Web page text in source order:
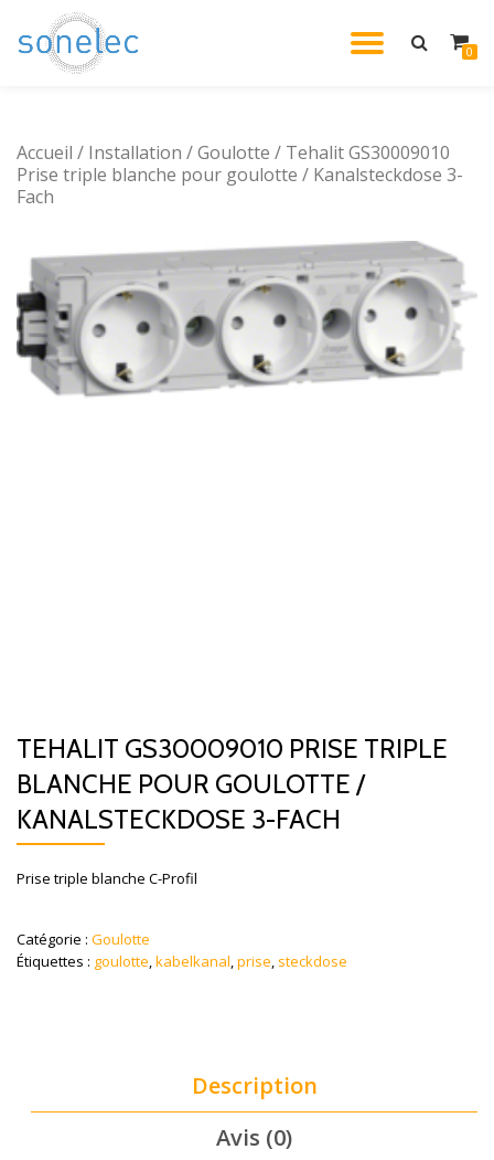
Aller
0
Accueil / Installation /Goulotte / Tehalit GS30009010
Prise triple blanche pour goulotte / Kanalsteckdose 3-
Fach
TEHALIT GS30009010 PRISE TRIPLE
BLANCHE POUR GOULOTTE /
KANALSTECKDOSE 3-FACH
Prise triple blanche C-Profil
Catégorie : Goulotte
Étiquettes : goulotte,kabelkanal,prise, steckdose
Description
Avis (0)